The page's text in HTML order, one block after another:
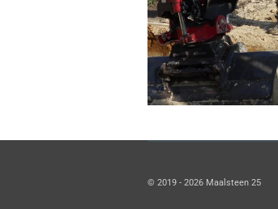
© 2019 - 2026 Maalsteen 25